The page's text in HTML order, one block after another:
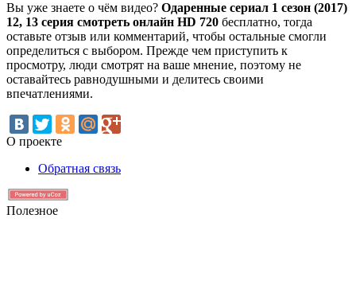
Вы уже знаете о чём видео? Одаренные сериал 1 сезон (2017)
12, 13 серия смотреть онлайн HD 720 бесплатно, тогда
оставьте отзыв или комментарий, чтобы остальные смогли
определиться с выбором. Прежде чем приступить к
просмотру, люди смотрят на ваше мнение, поэтому не
оставайтесь равнодушными и делитесь своими
впечатлениями.
О проекте
Обратная связь
Полезное